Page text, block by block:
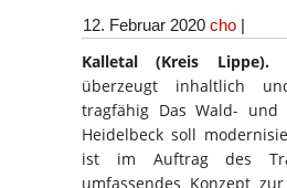
12. Februar 2020 cho |
Kalletal (Kreis Lippe).
überzeugt inhaltlich
tragfähig Das Wald- und
Heidelbeck soll
ist im Auftrag des
umfassendes Konzept